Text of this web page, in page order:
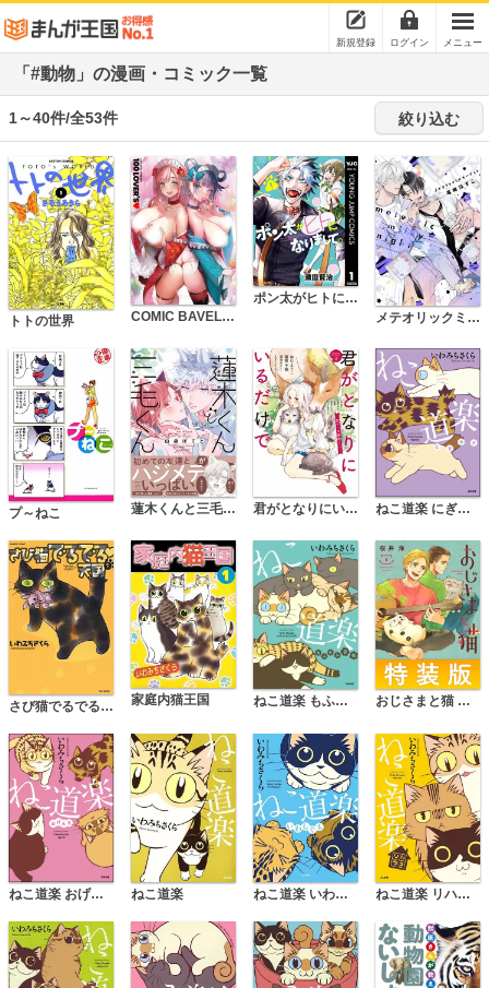
新規登録 ログイン メニュー
「#動物」の漫画・コミック一覧
1～40件/全53件 絞り込む
トトの世界 COMIC BAVEL100号記念画集 100LOVER'S
ポン太がヒトになりまして。
メテオリックミルキーナイト 【電子限定特典付き】
プ～ねこ 蓮木くんと三毛くん 君がとなりにいるだけで ～愛すべき動物たち～ ねこ道楽 にぎやか
さび猫でるでる天国 家庭内猫王国 ねこ道楽 もふもふ9匹 おじさまと猫 特装版
ねこ道楽 おげんき ねこ道楽 ねこ道楽 いわしぐも ねこ道楽 リハウス